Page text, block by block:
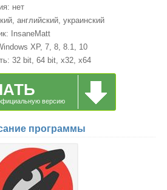
нет
английский, украинский
InsaneMatt
XP, 7, 8, 8.1, 10
32 bit, 64 bit, x32, x64
версию
программы